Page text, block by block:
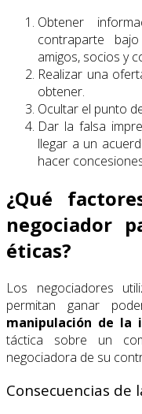
Obtener
contraparte
amigos, socios y
Realizar una
obtener.
Ocultar el punto
Dar la falsa
llegar a un
hacer
¿Qué
negociador
éticas?
Los negociadores
permitan ganar
manipulación de la
táctica sobre un
negociadora de su
Consecuencias de